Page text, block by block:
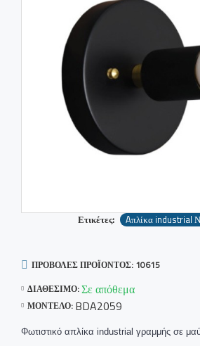
Ετικέτες: Aπλίκα industrial
ΔΙΑΘΈΣΙΜΟ:Σε απόθεμα
ΜΟΝΤΈΛΟ: BDA2059
ΠΡΟΒΟΛΈΣ ΠΡΟΪΌΝΤΟΣ: 10615
Φωτιστικό απλίκα industrial γραμμής σε